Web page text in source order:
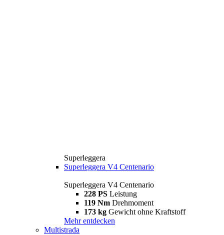
Superleggera
Superleggera V4 Centenario
Superleggera V4 Centenario
228 PS Leistung
119 Nm Drehmoment
173 kg Gewicht ohne Kraftstoff
Mehr entdecken
Multistrada